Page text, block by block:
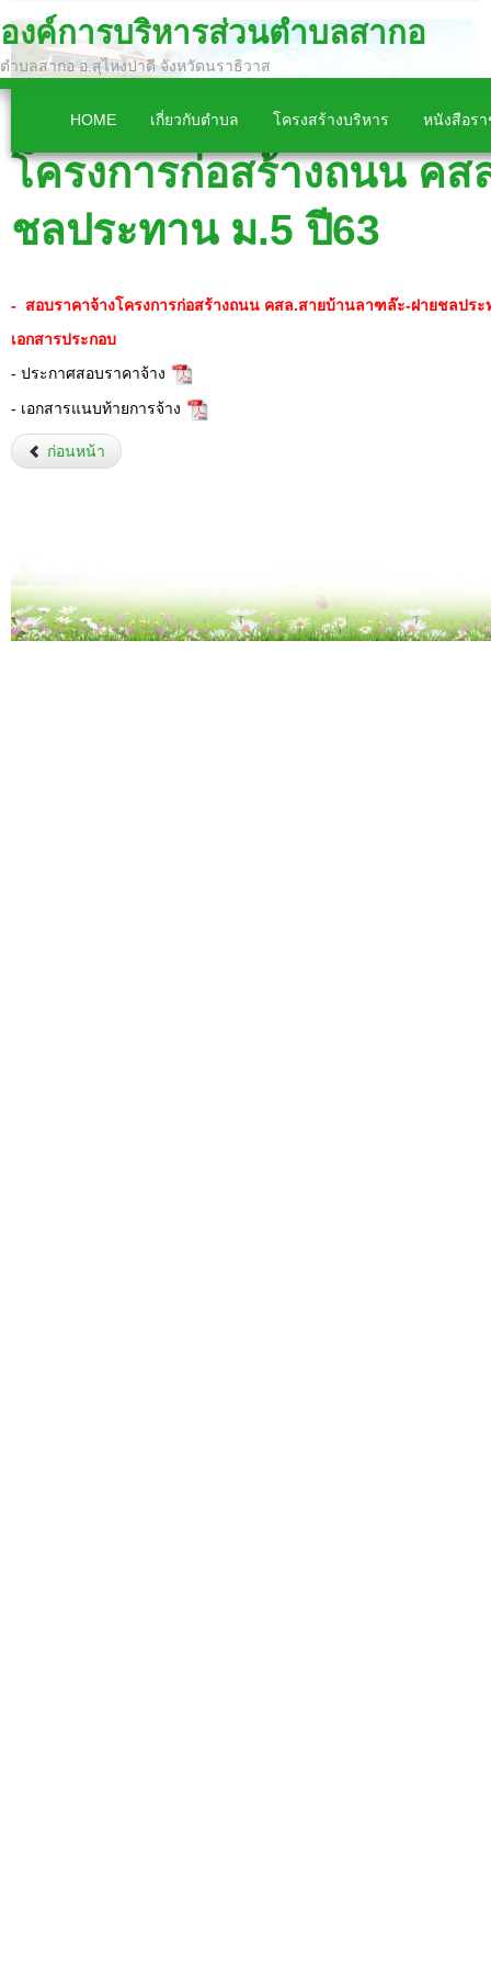
องค์การบริหารส่วนตำบลสากอ
ตำบลสากอ อ.สุไหงปาดี จังหวัดนราธิวาส
HOME เกี่ยวกับตำบล โครงสร้างบริหาร หนังสือร
โครงการก่อสร้างถนน ค
ชลประทาน ม.5 ปี63
- สอบราคาจ้างโครงการก่อสร้างถนน คสล.สายบ้านลาฑล๊ะ-ฝายชลประ
เอกสารประกอบ
- ประกาศสอบราคาจ้าง
- เอกสารแนบท้ายการจ้าง
ก่อนหน้า